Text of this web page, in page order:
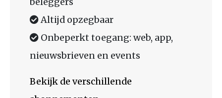
Altijd opzegbaar
Onbeperkt toegang: web, app,
nieuwsbrieven en events
Bekijk de verschillende